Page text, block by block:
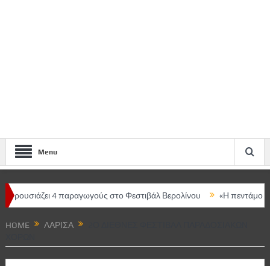
Menu
4 παραγωγούς στο Φεστιβάλ Βερολίνου «Η πεντάμορφη και το
HOME ΛΆΡΙΣΑ